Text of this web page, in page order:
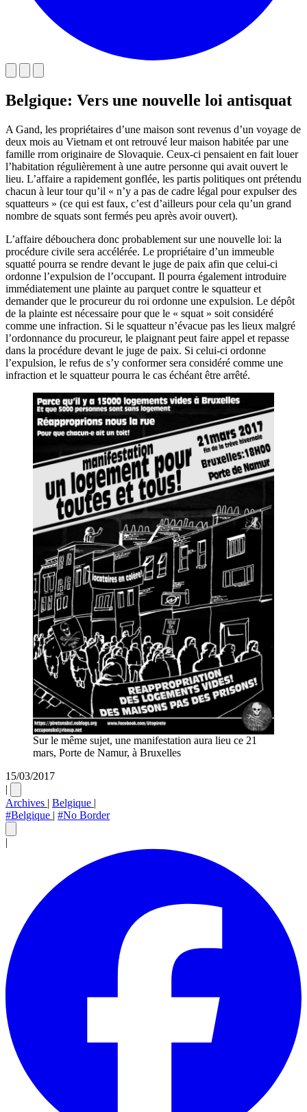
Belgique: Vers une nouvelle loi antisquat
A Gand, les propriétaires d’une maison sont revenus d’un voyage de
deux mois au Vietnam et ont retrouvé leur maison habitée par une
famille rrom originaire de Slovaquie. Ceux-ci pensaient en fait louer
l’habitation régulièrement à une autre personne qui avait ouvert le
lieu. L’affaire a rapidement gonflée, les partis politiques ont prétendu
chacun à leur tour qu’il « n’y a pas de cadre légal pour expulser des
squatteurs » (ce qui est faux, c’est d’ailleurs pour cela qu’un grand
nombre de squats sont fermés peu après avoir ouvert).
L’affaire débouchera donc probablement sur une nouvelle loi: la
procédure civile sera accélérée. Le propriétaire d’un immeuble
squatté pourra se rendre devant le juge de paix afin que celui-ci
ordonne l’expulsion de l’occupant. Il pourra également introduire
immédiatement une plainte au parquet contre le squatteur et
demander que le procureur du roi ordonne une expulsion. Le dépôt
de la plainte est nécessaire pour que le « squat » soit considéré
comme une infraction. Si le squatteur n’évacue pas les lieux malgré
l’ordonnance du procureur, le plaignant peut faire appel et repasse
dans la procédure devant le juge de paix. Si celui-ci ordonne
l’expulsion, le refus de s’y conformer sera considéré comme une
infraction et le squatteur pourra le cas échéant être arrêté.
Sur le même sujet, une manifestation aura lieu ce 21
mars, Porte de Namur, à Bruxelles
15/03/2017
|
Archives | Belgique |
#Belgique | #No Border
|